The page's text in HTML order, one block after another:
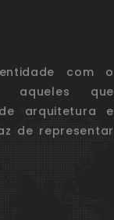
com o
aqueles que
arquitetura e
de representar